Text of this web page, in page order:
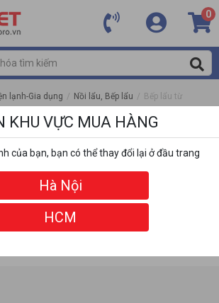
0
lạnh-Gia dụng / Nồi lẩu, Bếp lẩu / Bếp lẩu từ
KHU VỰC MUA HÀNG
của bạn, bạn có thể thay đổi lại ở đầu trang
Hà Nội
HCM